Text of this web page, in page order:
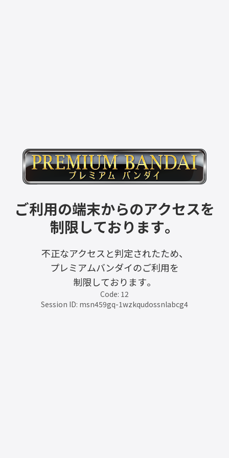
ご利用の端末からのアクセスを
制限しております。
不正なアクセスと判定されたため、
プレミアムバンダイのご利用を
制限しております。
Code: 12
Session ID: msn459gq-1wzkqudossnlabcg4